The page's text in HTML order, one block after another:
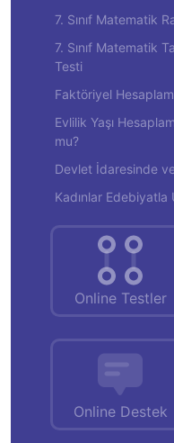
7. Sınıf Matematik
7. Sınıf Matematik
Testi
Faktöriyel
Evlilik Yaşı
mu?
Devlet İdaresinde
Kadınlar Edebiyatla
Online Testler
Online Destek